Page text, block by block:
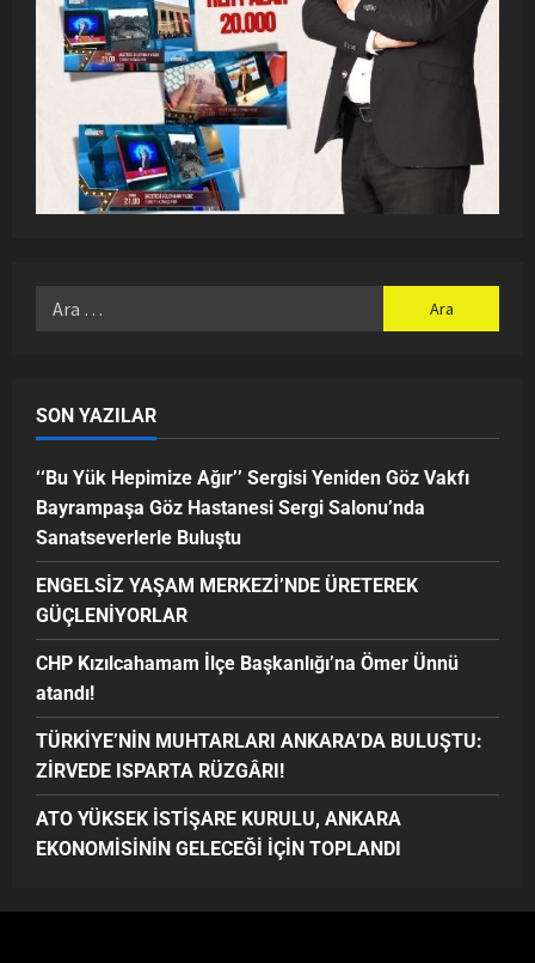
SON YAZILAR
‘‘Bu Yük Hepimize Ağır’’ Sergisi Yeniden Göz Vakfı
Bayrampaşa Göz Hastanesi Sergi Salonu’nda
Sanatseverlerle Buluştu
ENGELSİZ YAŞAM MERKEZİ’NDE ÜRETEREK
GÜÇLENİYORLAR
CHP Kızılcahamam İlçe Başkanlığı’na Ömer Ünnü
atandı!
TÜRKİYE’NİN MUHTARLARI ANKARA’DA BULUŞTU:
ZİRVEDE ISPARTA RÜZGÂRI!
ATO YÜKSEK İSTİŞARE KURULU, ANKARA
EKONOMİSİNİN GELECEĞİ İÇİN TOPLANDI